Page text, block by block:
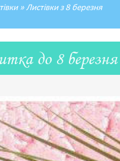
» Листівки з 8 березня
до 8 березня